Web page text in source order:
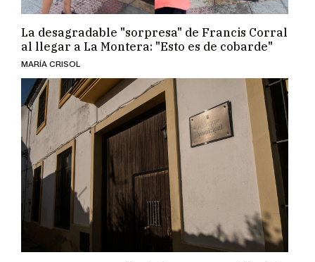
La desagradable "sorpresa" de Francis Corral
al llegar a La Montera: "Esto es de cobarde"
MARÍA CRISOL